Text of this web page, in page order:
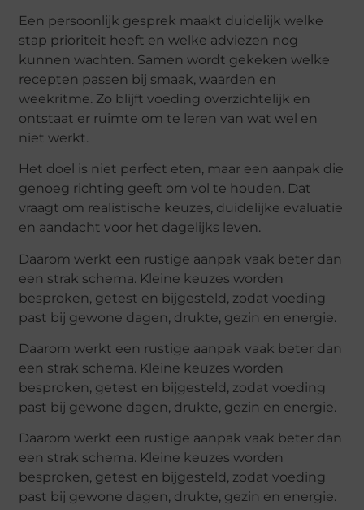
Een persoonlijk gesprek maakt duidelijk welke
stap prioriteit heeft en welke adviezen nog
kunnen wachten. Samen wordt gekeken welke
recepten passen bij smaak, waarden en
weekritme. Zo blijft voeding overzichtelijk en
ontstaat er ruimte om te leren van wat wel en
niet werkt.
Het doel is niet perfect eten, maar een aanpak die
genoeg richting geeft om vol te houden. Dat
vraagt om realistische keuzes, duidelijke evaluatie
en aandacht voor het dagelijks leven.
Daarom werkt een rustige aanpak vaak beter dan
een strak schema. Kleine keuzes worden
besproken, getest en bijgesteld, zodat voeding
past bij gewone dagen, drukte, gezin en energie.
Daarom werkt een rustige aanpak vaak beter dan
een strak schema. Kleine keuzes worden
besproken, getest en bijgesteld, zodat voeding
past bij gewone dagen, drukte, gezin en energie.
Daarom werkt een rustige aanpak vaak beter dan
een strak schema. Kleine keuzes worden
besproken, getest en bijgesteld, zodat voeding
past bij gewone dagen, drukte, gezin en energie.